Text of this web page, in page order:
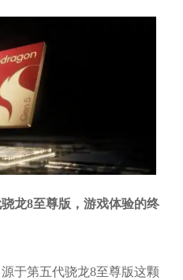
龙8至尊版，游戏体验的终
于第五代骁龙8至尊版这颗